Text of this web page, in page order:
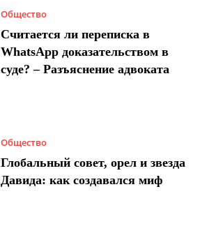
Общество
Считается ли переписка в
WhatsApp доказательством в
суде? – Разъяснение адвоката
Общество
Глобальный совет, орел и звезда
Давида: как создавался миф